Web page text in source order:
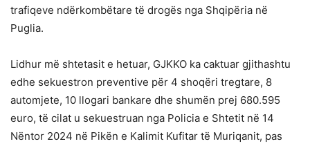
trafiqeve ndërkombëtare të drogës nga Shqipëria në
Puglia.
Lidhur më shtetasit e hetuar, GJKKO ka caktuar gjithashtu
edhe sekuestron preventive për 4 shoqëri tregtare, 8
automjete, 10 llogari bankare dhe shumën prej 680.595
euro, të cilat u sekuestruan nga Policia e Shtetit në 14
Nëntor 2024 në Pikën e Kalimit Kufitar të Muriqanit, pas